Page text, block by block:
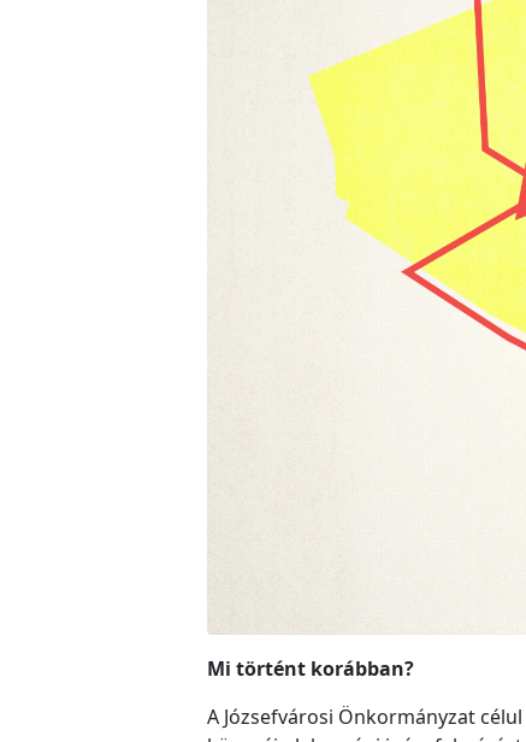
Mi történt korábban?
A Józsefvárosi Önkormányzat